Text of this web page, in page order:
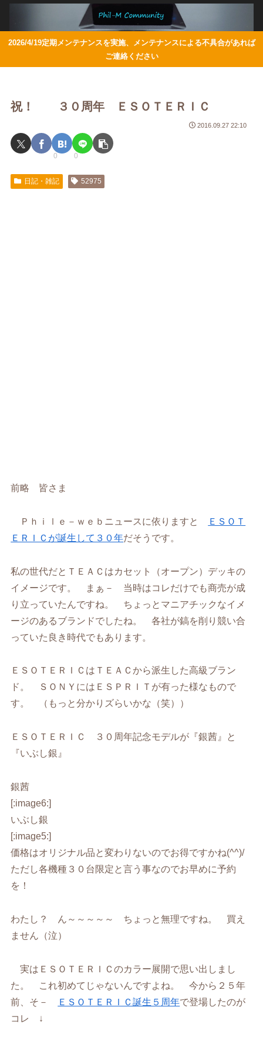
2026/4/19定期メンテナンスを実施、メンテナンスによる不具合があれば
ご連絡ください
祝！ ３０周年 ＥＳＯＴＥＲＩＣ
2016.09.27 22:10
0 0
日記・雑記 52975
前略 皆さま
Ｐｈｉｌｅ－ｗｅｂニュースに依りますと
ＥＳＯＴ
ＥＲＩＣが誕生して３０年だそうです。
私の世代だとＴＥＡＣはカセット（オープン）デッキの
イメージです。 まぁ－ 当時はコレだけでも商売が成
り立っていたんですね。 ちょっとマニアチックなイメ
ージのあるブランドでしたね。 各社が鎬を削り競い合
っていた良き時代でもあります。
ＥＳＯＴＥＲＩＣはＴＥＡＣから派生した高級ブラン
ド。 ＳＯＮＹにはＥＳＰＲＩＴが有った様なもので
す。 （もっと分かりズらいかな（笑））
ＥＳＯＴＥＲＩＣ ３０周年記念モデルが『銀茜』と
『いぶし銀』
銀茜
[:image6:]
いぶし銀
[:image5:]
価格はオリジナル品と変わりないのでお得ですかね(^^)/
ただし各機種３０台限定と言う事なのでお早めに予約
を！
わたし？ ん～～～～～ ちょっと無理ですね。 買え
ません（泣）
実はＥＳＯＴＥＲＩＣのカラー展開で思い出しまし
た。 これ初めてじゃないんですよね。 今から２５年
前、そ－
ＥＳＯＴＥＲＩＣ誕生５周年で登場したのが
コレ ↓